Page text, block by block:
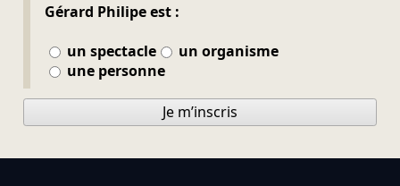
Gérard Philipe est :
un spectacle
un organisme
une personne
Je m’inscris